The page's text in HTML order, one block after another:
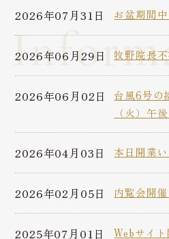
お盆期間
2026年07月31日
牧野院長
2026年06月29日
台風6号の
（火）午
2026年06月02日
本日開業
2026年04月03日
内覧会開
2026年02月05日
Webサイ
2025年07月01日